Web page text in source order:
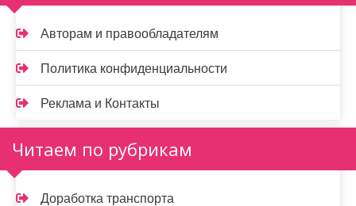
Авторам и правообладателям
Политика конфиденциальности
Реклама и Контакты
Читаем по рубрикам
Доработка транспорта